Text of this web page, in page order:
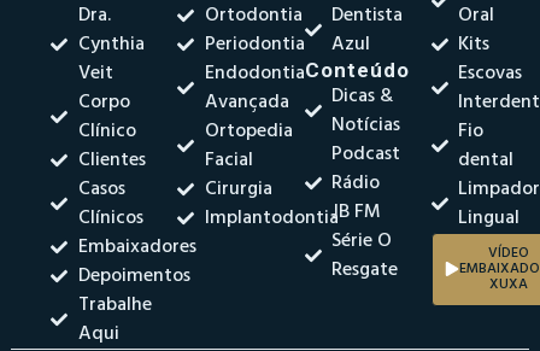
Dra.
Cynthia
Veit
Corpo
Clínico
Clientes
Casos
Clínicos
Embaixadores
Depoimentos
Trabalhe
Aqui
Ortodontia
Periodontia
Endodontia
Avançada
Ortopedia
Facial
Cirurgia
Implantodontia
Dentista
Azul
Conteúdo
Dicas &
Notícias
Podcast
Rádio
JB FM
Série O
Resgate
Oral
Kits
Escovas
Fio
dental
Limpador
Lingual
VÍDEO
XUXA